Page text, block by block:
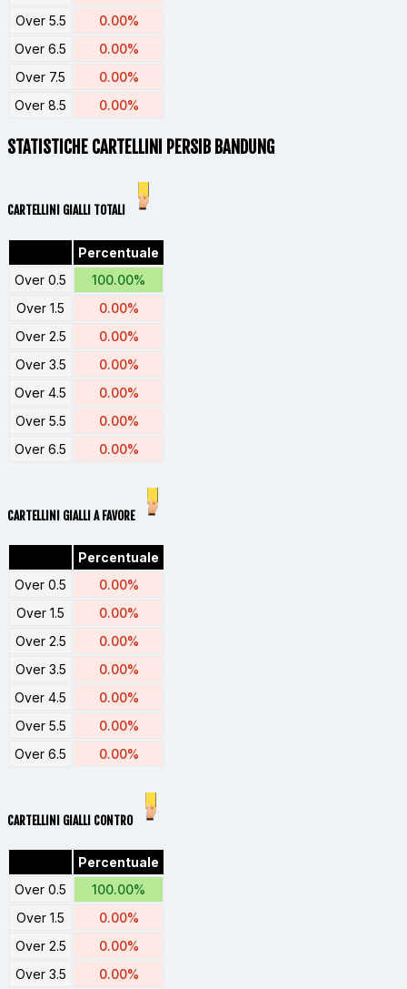
Over 5.5
0.00%
Over 6.5
0.00%
Over 7.5
0.00%
Over 8.5
0.00%
STATISTICHE CARTELLINI PERSIB BANDUNG
CARTELLINI GIALLI TOTALI
Percentuale
Over 0.5
100.00%
Over 1.5
0.00%
Over 2.5
0.00%
Over 3.5
0.00%
Over 4.5
0.00%
Over 5.5
0.00%
Over 6.5
0.00%
CARTELLINI GIALLI A FAVORE
Percentuale
Over 0.5
0.00%
Over 1.5
0.00%
Over 2.5
0.00%
Over 3.5
0.00%
Over 4.5
0.00%
Over 5.5
0.00%
Over 6.5
0.00%
CARTELLINI GIALLI CONTRO
Percentuale
Over 0.5
100.00%
Over 1.5
0.00%
Over 2.5
0.00%
Over 3.5
0.00%